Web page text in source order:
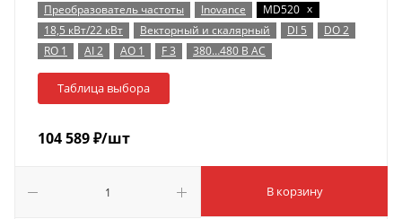
Преобразователь частоты Inovance MD520 x
18,5 кВт/22 кВт
Векторный и скалярный DI 5
DO 2
RO 1
AI 2 AO 1 F 3 380…480 В AC
Таблица выбора
104 589₽/шт
В корзину